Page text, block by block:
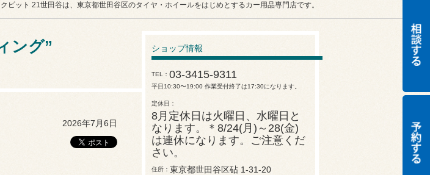
ピット 21世田谷は、東京都世田谷区のタイヤ・ホイールをはじめとするカー用品専門店です。
ング”
2026年7月6日
ショップ情報
TEL 03-3415-9311
平日10:30〜19:00 作業受付終了は17:30になります。
定休日
8月定休日は火曜日、水曜日と
なります。＊8/24(月)～28(金)
は連休になります。ご注意くだ
さい。
住所 東京都世田谷区砧 1-31-20